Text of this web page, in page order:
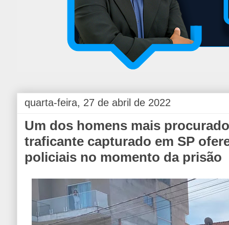
quarta-feira, 27 de abril de 2022
Um dos homens mais
traficante capturado em SP
policiais no momento da prisão